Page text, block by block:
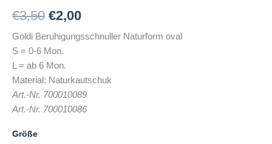
€3,50 Ursprünglicher
Preis
war:
€3,50
€2,00Aktueller
Preis
€2,00.
Goldi Beruhigungsschnuller Naturform oval
S = 0-6 Mon.
L = ab 6 Mon.
Material: Naturkautschuk
Art.-Nr. 700010089
Art.-Nr. 700010086
Größe